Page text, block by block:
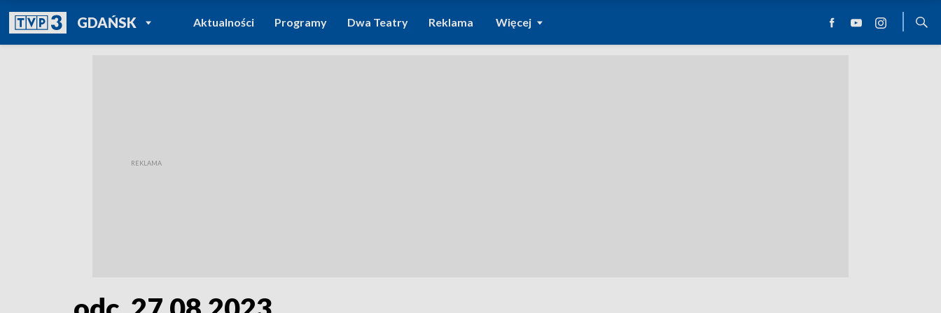
GDAŃSKPOWRÓT DO
TVP REGIONY
Aktualności Programy Dwa Teatry Reklama Więcej